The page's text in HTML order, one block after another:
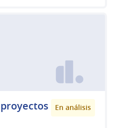
En análisis